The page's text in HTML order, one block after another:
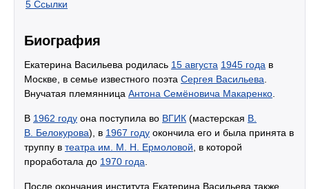
5 Ссылки
Биография
Екатерина Васильева родилась 15 августа 1945 года в
Москве, в семье известного поэта Сергея Васильева
Внучатая племянница Антона Семёновича Макаренко
В 1962 году она поступила во ВГИК (мастерская В.
В. Белокурова), в 1967 году окончила его и была принята в
труппу в театра им. М. Н. Ермоловой , в которой
проработала до 1970 года
После окончания института Екатерина Васильева также